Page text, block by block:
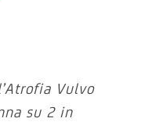
Vulvo
su 2 in